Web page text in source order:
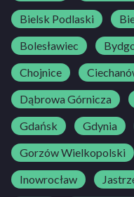
Bielsk Podlaski
Bolesławiec
Chojnice
Dąbrowa Górnicza
Gdańsk
Gdynia
Gorzów Wielkopolski
Inowrocław